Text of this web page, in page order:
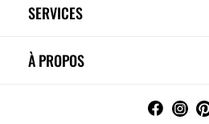
SERVICES
À PROPOS